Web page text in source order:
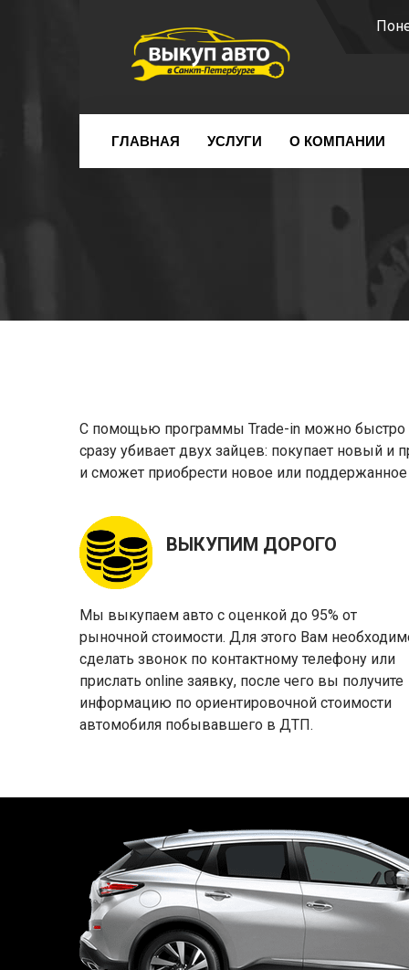
ГЛАВНАЯ УСЛУГИ О КОМПАНИИ
С помощью программы Trade-in можно быстро
сразу убивает двух зайцев: покупает новый и
и сможет приобрести новое или
ВЫКУПИМ ДОРОГО
Мы выкупаем авто с оценкой до 95% от
рыночной стоимости. Для этого Вам
сделать звонок по контактному телефону или
прислать online заявку, после чего вы получите
информацию по ориентировочной стоимости
автомобиля побывавшего в ДТП.